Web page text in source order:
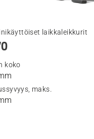
laikkaleikkurit
koko
maks.